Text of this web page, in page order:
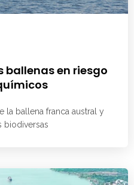
ballenas en riesgo
la ballena franca austral y
biodiversas